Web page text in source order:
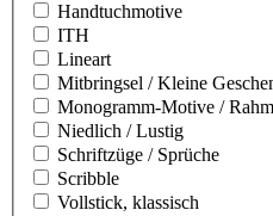
Handtuchmotive
ITH
Lineart
Mitbringsel / Kleine
Monogramm-Motive /
Niedlich / Lustig
Schriftzüge / Sprüche
Scribble
Vollstick, klassisch